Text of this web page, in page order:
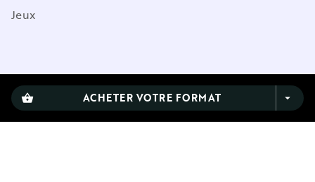
shopping_basket ACHETER VOTRE FORMAT arrow_drop_down
Jeux
CGU
Charte de référencement
Charte des Données Personnelles